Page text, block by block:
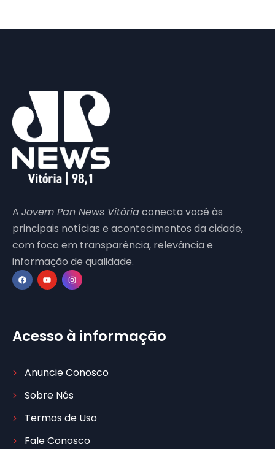
A Jovem Pan News Vitóriaconecta você às
principais notícias e acontecimentos da cidade,
com foco em transparência, relevância e
informação de qualidade.
Acesso à informação
Anuncie Conosco
Sobre Nós
Termos de Uso
Fale Conosco